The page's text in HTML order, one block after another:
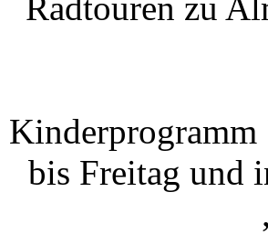
Radtouren zu
bis Freitag und